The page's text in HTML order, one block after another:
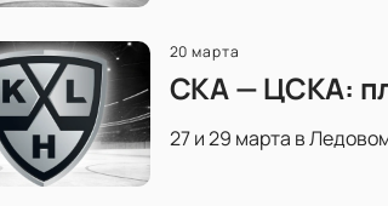
20 марта
СКА — ЦСКА:
27 и 29 марта в